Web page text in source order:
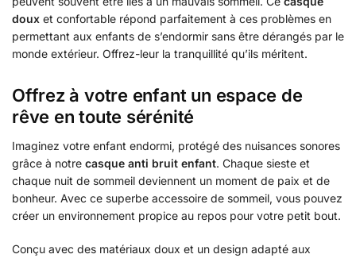
doux et confortable répond parfaitement à ces problèmes en
permettant aux enfants de s’endormir sans être dérangés par le
monde extérieur. Offrez-leur la tranquillité qu’ils méritent.
Offrez à votre enfant un espace de
rêve en toute sérénité
Imaginez votre enfant endormi, protégé des nuisances sonores
grâce à notre casque anti bruit enfant. Chaque sieste et
chaque nuit de sommeil deviennent un moment de paix et de
bonheur. Avec ce superbe accessoire de sommeil, vous pouvez
créer un environnement propice au repos pour votre petit bout.
Conçu avec des matériaux doux et un design adapté aux